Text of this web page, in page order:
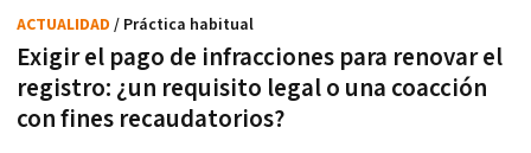
Exigir el pago de infracciones para renovar el
registro: ¿un requisito legal o una coacción
con fines recaudatorios?
ACTUALIDAD / Práctica habitual